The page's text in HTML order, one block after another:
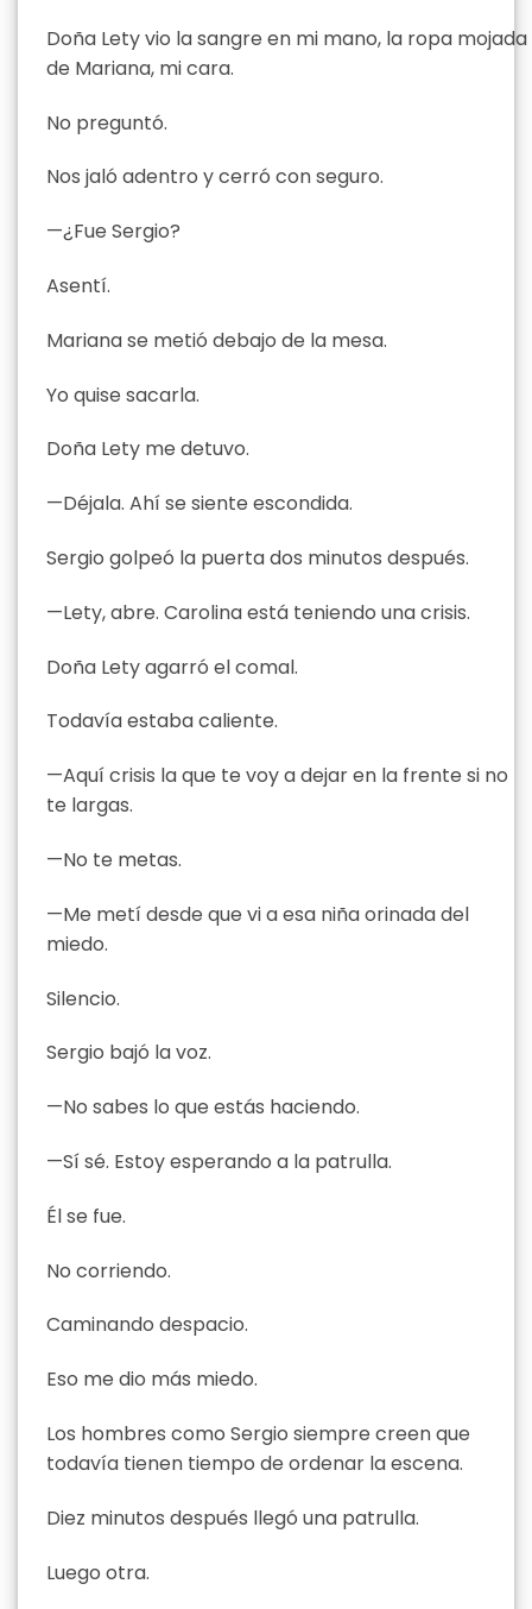
Doña Lety vio la sangre en mi mano, la ropa mojada
de Mariana, mi cara.
No preguntó.
Nos jaló adentro y cerró con seguro.
—¿Fue Sergio?
Asentí.
Mariana se metió debajo de la mesa.
Yo quise sacarla.
Doña Lety me detuvo.
—Déjala. Ahí se siente escondida.
Sergio golpeó la puerta dos minutos después.
—Lety, abre. Carolina está teniendo una crisis.
Doña Lety agarró el comal.
Todavía estaba caliente.
—Aquí crisis la que te voy a dejar en la frente si no
te largas.
—No te metas.
—Me metí desde que vi a esa niña orinada del
miedo.
Silencio.
Sergio bajó la voz.
—No sabes lo que estás haciendo.
—Sí sé. Estoy esperando a la patrulla.
Él se fue.
No corriendo.
Caminando despacio.
Eso me dio más miedo.
Los hombres como Sergio siempre creen que
todavía tienen tiempo de ordenar la escena.
Diez minutos después llegó una patrulla.
Luego otra.